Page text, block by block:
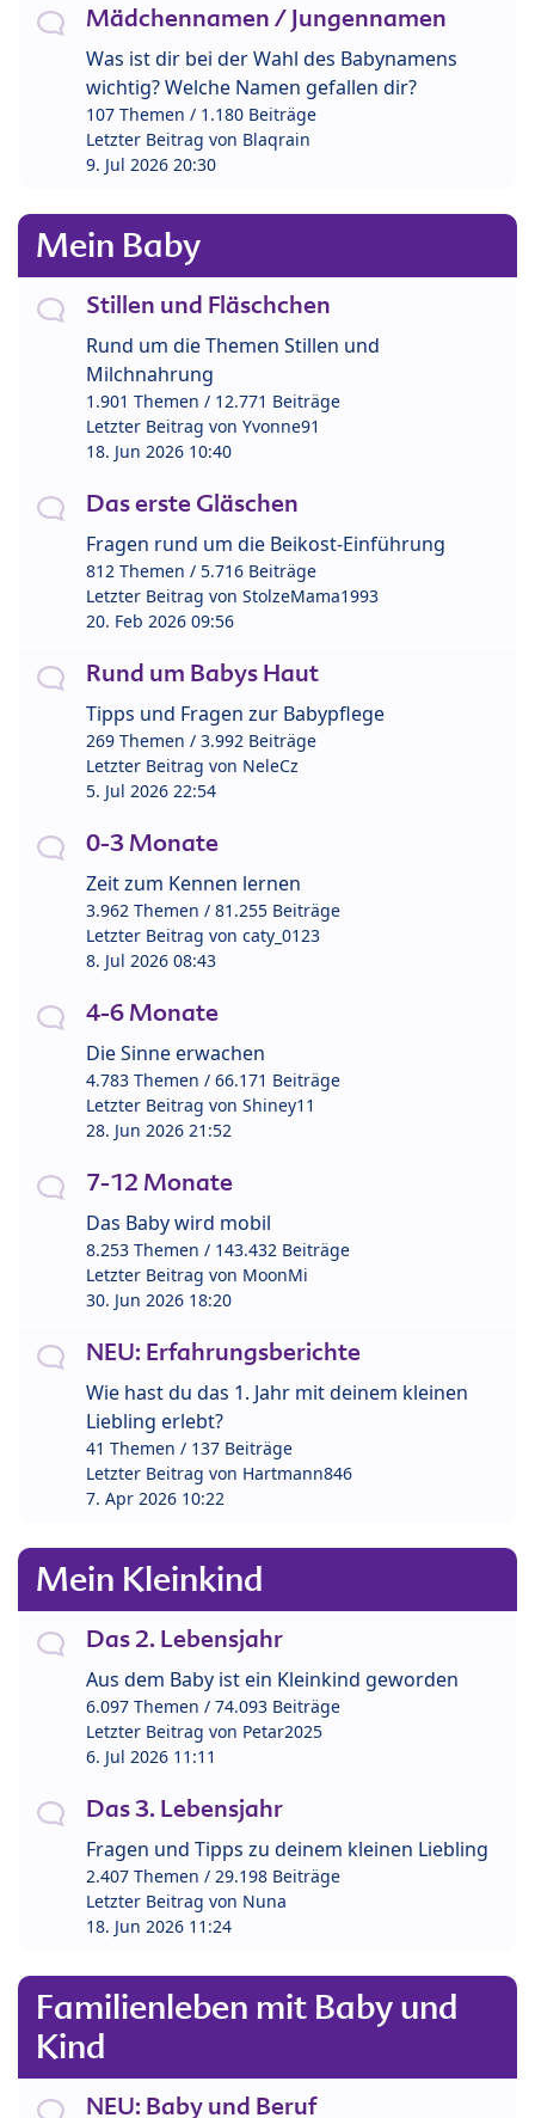
Mädchennamen / Jungennamen
Was ist dir bei der Wahl des Babynamens
wichtig? Welche Namen gefallen dir?
107 Themen / 1.180 Beiträge
Letzter Beitrag von Blaqrain
9. Jul 2026 20:30
Mein Baby
Stillen und Fläschchen
Rund um die Themen Stillen und
Milchnahrung
1.901 Themen / 12.771 Beiträge
Letzter Beitrag von Yvonne91
18. Jun 2026 10:40
Das erste Gläschen
Fragen rund um die Beikost-Einführung
812 Themen / 5.716 Beiträge
Letzter Beitrag von StolzeMama1993
20. Feb 2026 09:56
Rund um Babys Haut
Tipps und Fragen zur Babypflege
269 Themen / 3.992 Beiträge
Letzter Beitrag von NeleCz
5. Jul 2026 22:54
0-3 Monate
Zeit zum Kennen lernen
3.962 Themen / 81.255 Beiträge
Letzter Beitrag von caty_0123
8. Jul 2026 08:43
4-6 Monate
Die Sinne erwachen
4.783 Themen / 66.171 Beiträge
Letzter Beitrag von Shiney11
28. Jun 2026 21:52
7-12 Monate
Das Baby wird mobil
8.253 Themen / 143.432 Beiträge
Letzter Beitrag von MoonMi
30. Jun 2026 18:20
NEU: Erfahrungsberichte
Wie hast du das 1. Jahr mit deinem kleinen
Liebling erlebt?
41 Themen / 137 Beiträge
Letzter Beitrag von Hartmann846
7. Apr 2026 10:22
Mein Kleinkind
Das 2. Lebensjahr
Aus dem Baby ist ein Kleinkind geworden
6.097 Themen / 74.093 Beiträge
Letzter Beitrag von Petar2025
6. Jul 2026 11:11
Das 3. Lebensjahr
Fragen und Tipps zu deinem kleinen Liebling
2.407 Themen / 29.198 Beiträge
Letzter Beitrag von Nuna
18. Jun 2026 11:24
Familienleben mit Baby und
Kind
NEU: Baby und Beruf